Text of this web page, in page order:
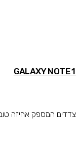
המספק אחיזה